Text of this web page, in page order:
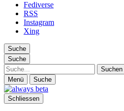
Fediverse
RSS
Instagram
Xing
Suche
Suche
Suche
Menü Suche
Schliessen